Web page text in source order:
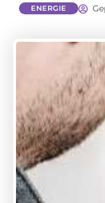
ENERGIE